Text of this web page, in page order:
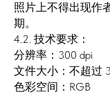
照片上不得出现作
期。
4.2. 技术要求：
分辨率：300 dpi
文件大小：不超过
色彩空间：RGB